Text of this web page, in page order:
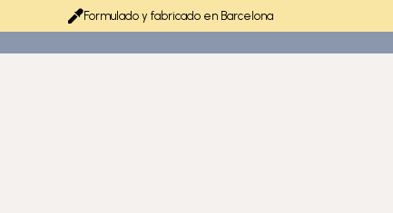
Formulado y fabricado en Barcelona